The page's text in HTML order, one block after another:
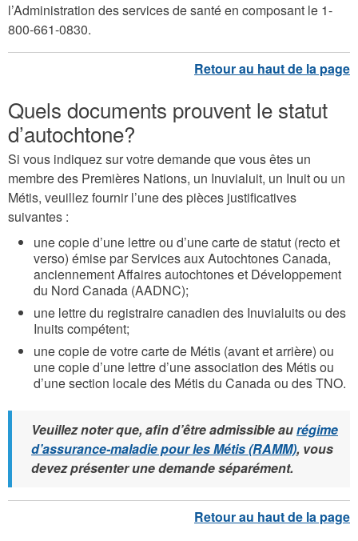
l’Administration des services de santé en composant le 1-
800-661-0830.
Quels documents prouvent le statut
d’autochtone?
Si vous indiquez sur votre demande que vous êtes un
membre des Premières Nations, un Inuvialuit, un Inuit ou un
Métis, veuillez fournir l’une des pièces justificatives
suivantes :
une copie d’une lettre ou d’une carte de statut (recto et
verso) émise par Services aux Autochtones Canada,
anciennement Affaires autochtones et Développement
du Nord Canada (AADNC);
une lettre du registraire canadien des Inuvialuits ou des
Inuits compétent;
une copie de votre carte de Métis (avant et arrière) ou
une copie d’une lettre d’une association des Métis ou
d’une section locale des Métis du Canada ou des TNO.
Veuillez noter que, afin d’être admissible aurégime
d’assurance-maladie pour les Métis (RAMM), vous
devez présenter une demande séparément.